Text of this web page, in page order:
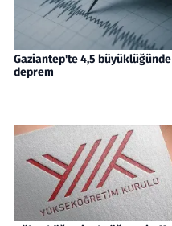
Gaziantep'te 4,5 büyüklüğünde
deprem